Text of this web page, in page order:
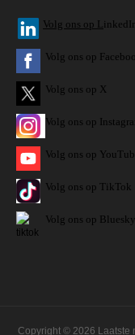
Volg ons op L inkedIn
Volg ons op
Volg ons op X
Volg ons op
Volg ons op
Volg ons op TikTok
Volg ons op Bluesky
Copyright © 2026 Laatste